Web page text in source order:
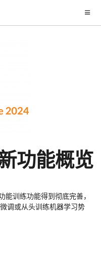
功能概览
能训练功能得到彻底完善，
调或从头训练机器学习势